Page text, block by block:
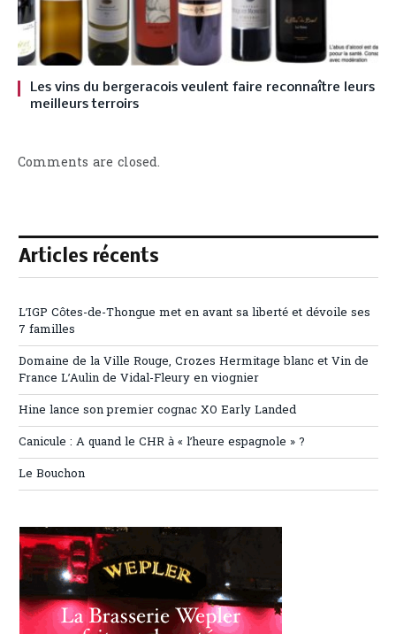
Les vins du bergeracois veulent faire reconnaître leurs
meilleurs terroirs
Comments are closed.
Articles récents
L’IGP Côtes-de-Thongue met en avant sa liberté et dévoile ses
7 familles
Domaine de la Ville Rouge, Crozes Hermitage blanc et Vin de
France L’Aulin de Vidal-Fleury en viognier
Hine lance son premier cognac XO Early Landed
Canicule : A quand le CHR à « l’heure espagnole » ?
Le Bouchon